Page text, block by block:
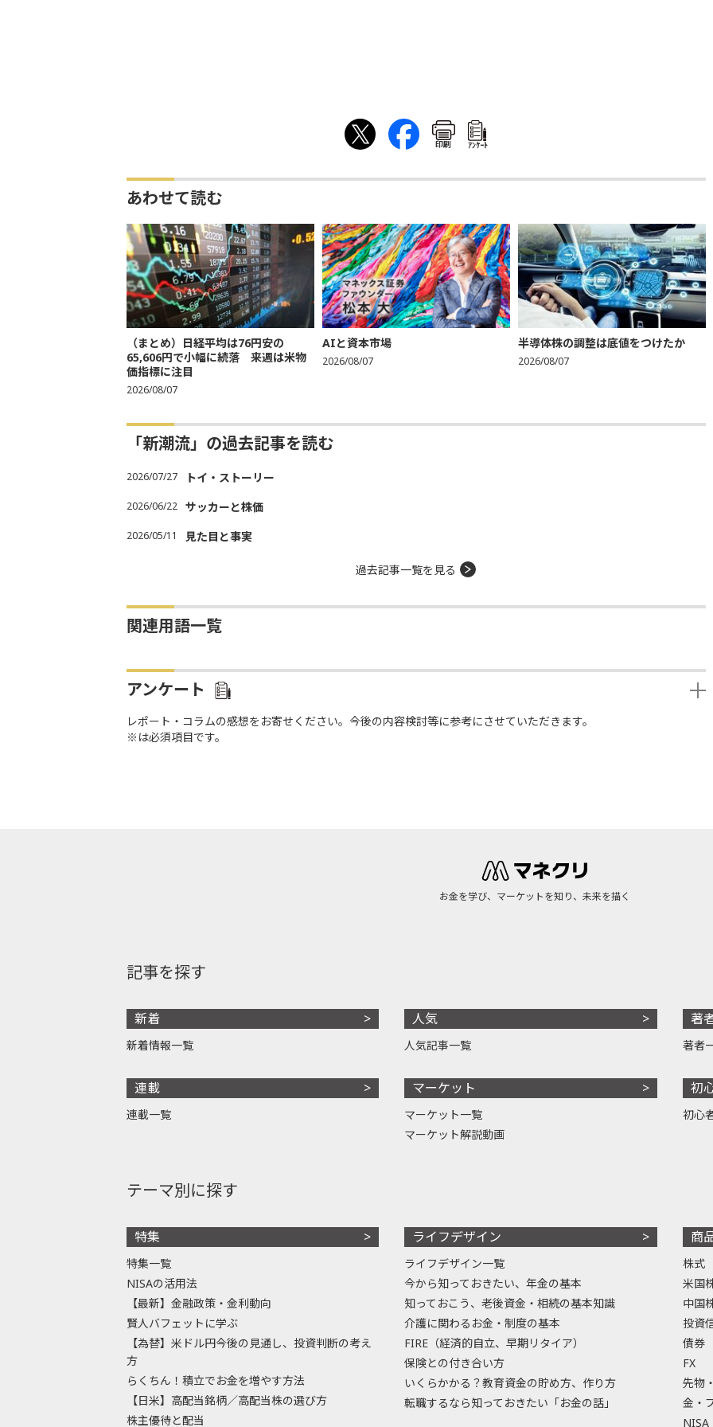
印刷 ｱﾝｹｰﾄ
あわせて読む
（まとめ）日経平均は76円安の
65,606円で小幅に続落 来週は米物
価指標に注目
2026/08/07
AIと資本市場
2026/08/07
半導体株の調整は底値をつけたか
2026/08/07
「新潮流」の過去記事を読む
2026/07/27 トイ・ストーリー
2026/06/22 サッカーと株価
2026/05/11 見た目と事実
過去記事一覧を見る
関連用語一覧
アンケート
レポート・コラムの感想をお寄せください。今後の内容検討等に参考にさせていただきます。
※は必須項目です。
お金を学び、マーケットを知り、未来を描く
記事を探す
新着
新着情報一覧
連載
連載一覧
人気
人気記事一覧
マーケット
マーケット一覧
マーケット解説動画
著
著者
初
初心
テーマ別に探す
特集
特集一覧
NISAの活用法
【最新】金融政策・金利動向
賢人バフェットに学ぶ
【為替】米ドル円今後の見通し、投資判断の考え
方
らくちん！積立でお金を増やす方法
【日米】高配当銘柄／高配当株の選び方
株主優待と配当
ライフデザイン
ライフデザイン一覧
今から知っておきたい、年金の基本
知っておこう、老後資金・相続の基本知識
介護に関わるお金・制度の基本
FIRE（経済的自立、早期リタイア）
保険との付き合い方
いくらかかる？教育資金の貯め方、作り方
転職するなら知っておきたい「お金の話」
商
株式
米国
中国
投資
債券
FX
先物
金・
NISA